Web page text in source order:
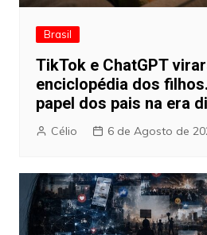
Brasil
TikTok e ChatGPT
enciclopédia dos
papel dos pais na era
Célio 6 de Agosto de